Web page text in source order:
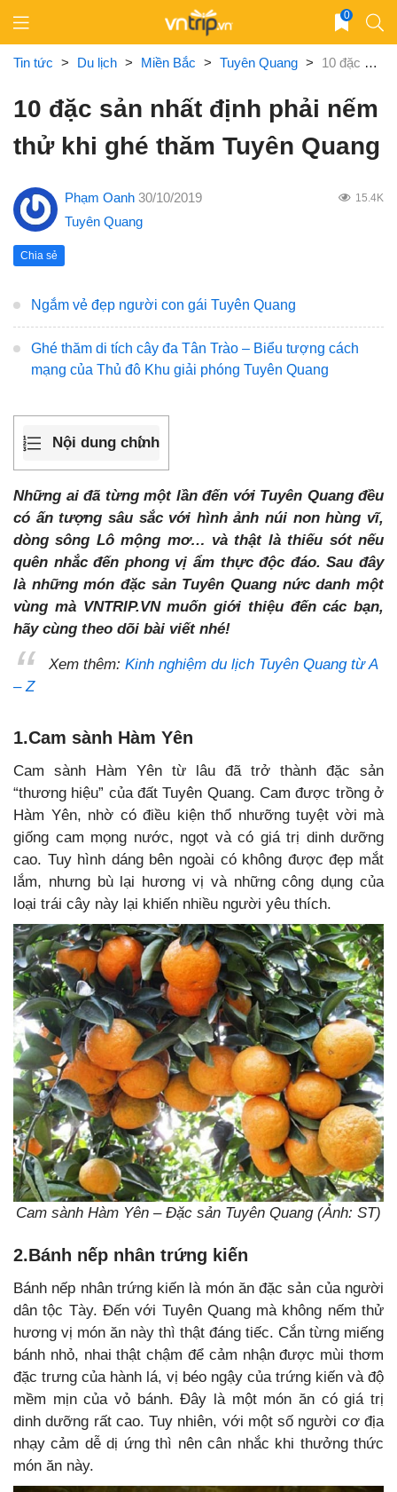
content
0
Tin tức > Du lịch > Miền Bắc > Tuyên Quang > 10 đặc sản nhất định phải nếm thử khi ghé thăm Tuyên Quang
10 đặc sản nhất định phải nếm
thử khi ghé thăm Tuyên Quang
Phạm Oanh 30/10/2019 15.4K
Tuyên Quang
Chia sẻ
Ngắm vẻ đẹp người con gái Tuyên Quang
Ghé thăm di tích cây đa Tân Trào – Biểu tượng cách
mạng của Thủ đô Khu giải phóng Tuyên Quang
Nội dung chính
Những ai đã từng một lần đến với Tuyên Quang đều
có ấn tượng sâu sắc với hình ảnh núi non hùng vĩ,
dòng sông Lô mộng mơ… và thật là thiếu sót nếu
quên nhắc đến phong vị ẩm thực độc đáo. Sau đây
là những món đặc sản Tuyên Quang nức danh một
vùng mà VNTRIP.VN muốn giới thiệu đến các bạn,
hãy cùng theo dõi bài viết nhé!
Xem thêm: Kinh nghiệm du lịch Tuyên Quang từ A
– Z
1.Cam sành Hàm Yên
Cam sành Hàm Yên từ lâu đã trở thành đặc sản
“thương hiệu” của đất Tuyên Quang. Cam được trồng ở
Hàm Yên, nhờ có điều kiện thổ nhưỡng tuyệt vời mà
giống cam mọng nước, ngọt và có giá trị dinh dưỡng
cao. Tuy hình dáng bên ngoài có không được đẹp mắt
lắm, nhưng bù lại hương vị và những công dụng của
loại trái cây này lại khiến nhiều người yêu thích.
Cam sành Hàm Yên – Đặc sản Tuyên Quang (Ảnh: ST)
2.Bánh nếp nhân trứng kiến
Bánh nếp nhân trứng kiến là món ăn đặc sản của người
dân tộc Tày. Đến với Tuyên Quang mà không nếm thử
hương vị món ăn này thì thật đáng tiếc. Cắn từng miếng
bánh nhỏ, nhai thật chậm để cảm nhận được mùi thơm
đặc trưng của hành lá, vị béo ngậy của trứng kiến và độ
mềm mịn của vỏ bánh. Đây là một món ăn có giá trị
dinh dưỡng rất cao. Tuy nhiên, với một số người cơ địa
nhạy cảm dễ dị ứng thì nên cân nhắc khi thưởng thức
món ăn này.